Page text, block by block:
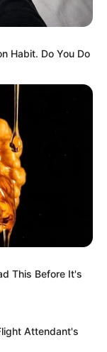
Habit. Do You Do
This Before It's
Attendant's